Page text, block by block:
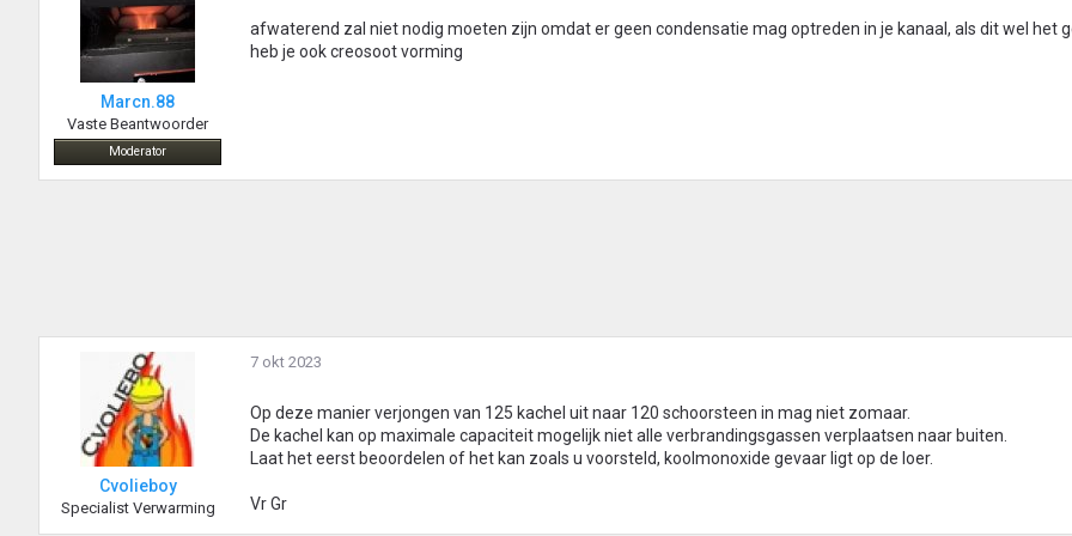
Marcn.88
Vaste Beantwoorder
Moderator
afwaterend zal niet nodig moeten zijn omdat er geen condensatie mag optreden in je kanaal, als dit wel het
heb je ook creosoot vorming
Cvolieboy
Specialist Verwarming
7 okt 2023
Op deze manier verjongen van 125 kachel uit naar 120 schoorsteen in mag niet zomaar.
De kachel kan op maximale capaciteit mogelijk niet alle verbrandingsgassen verplaatsen naar buiten.
Laat het eerst beoordelen of het kan zoals u voorsteld, koolmonoxide gevaar ligt op de loer.
Vr Gr